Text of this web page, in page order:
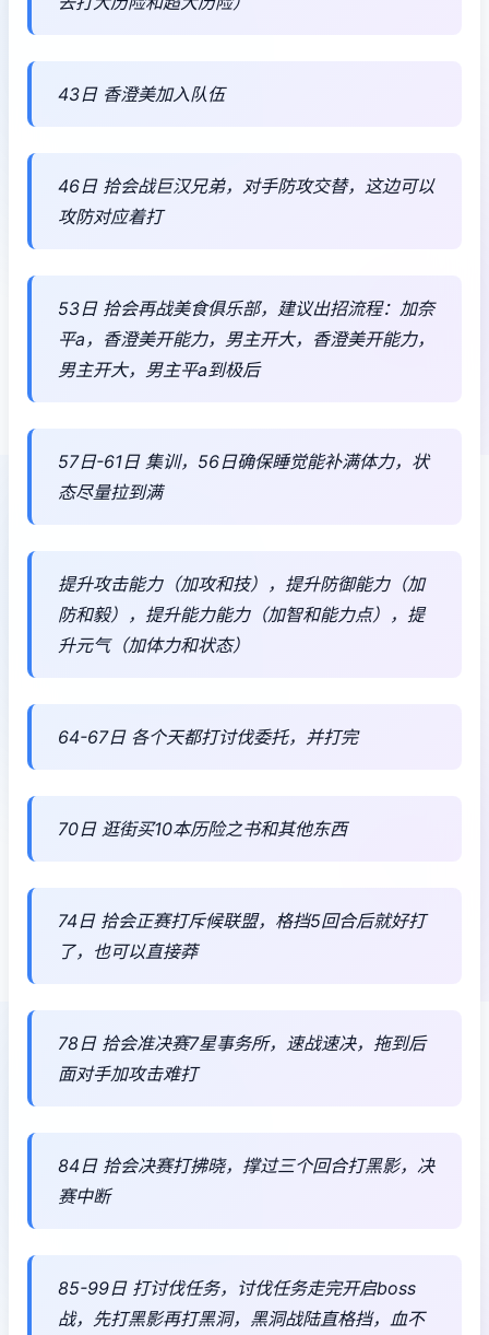
43日 香澄美加入队伍
46日 拾会战巨汉兄弟，对手防攻交替，这边可以
攻防对应着打
53日 拾会再战美食俱乐部，建议出招流程：加奈
平a，香澄美开能力，男主开大，香澄美开能力，
男主开大，男主平a到极后
57日-61日 集训，56日确保睡觉能补满体力，状
态尽量拉到满
提升攻击能力（加攻和技），提升防御能力（加
防和毅），提升能力能力（加智和能力点），提
升元气（加体力和状态）
64-67日 各个天都打讨伐委托，并打完
70日 逛街买10本历险之书和其他东西
74日 拾会正赛打斥候联盟，格挡5回合后就好打
了，也可以直接莽
78日 拾会准决赛7星事务所，速战速决，拖到后
面对手加攻击难打
84日 拾会决赛打拂晓，撑过三个回合打黑影，决
赛中断
85-99日 打讨伐任务，讨伐任务走完开启boss
战，先打黑影再打黑洞，黑洞战陆直格挡，血不